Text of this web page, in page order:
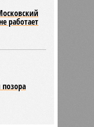
работает